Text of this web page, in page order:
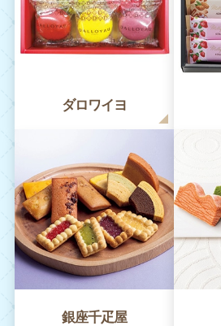
ダロワイヨ
銀座千疋屋